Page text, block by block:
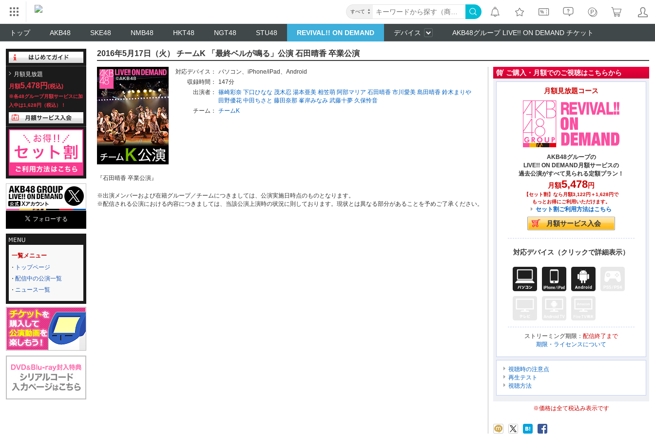
すべて
トップ AKB48 SKE48 NMB48 HKT48 NGT48 STU48 REVIVAL!! ON DEMAND デバイス AKB48グループ LIVE!! ON DEMAND チケット
月額見放題
月額5,478円 (税込)
※各48グループ月額サービスに加
入中は1,628円（税込）！
一覧メニュー
トップページ
配信中の公演一覧
ニュース一覧
2016年5月17日（火） チームK 「最終ベルが鳴る」公演 石田晴香 卒業公演
対応デバイス： パソコン、 iPhone/iPad 、 Android
収録時間：
147分
出演者：
篠崎彩奈 下口ひなな 茂木忍 湯本亜美 相笠萌 阿部マリア 石田晴香 市川愛美 島田晴香 鈴木まりや
田野優花 中田ちさと 藤田奈那 峯岸みなみ 武藤十夢 久保怜音
チーム：
チームK
『石田晴香 卒業公演』
※出演メンバーおよび在籍グループ／チームにつきましては、公演実施日時点のものとなります。
※配信される公演における内容につきましては、当該公演上演時の状況に則しております。現状とは異なる部分があることを予めご了承ください。
ご購入・月額でのご視聴はこちらから
月額見放題コース
AKB48グループの
LIVE!! ON DEMAND月額サービスの
過去公演がすべて見られる定額プラン！
月額5,478円
【セット割】なら月額3,122円＋1,628円で
もっとお得にご利用いただけます。
セット割ご利用方法はこちら
対応デバイス（クリックで詳細表示）
ストリーミング期限： 配信終了まで
期限・ライセンスについて
視聴時の注意点
再生テスト
視聴方法
※価格は全て税込み表示です